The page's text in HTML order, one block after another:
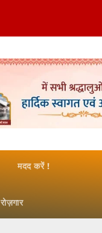
मदद करें !
रोज़गार